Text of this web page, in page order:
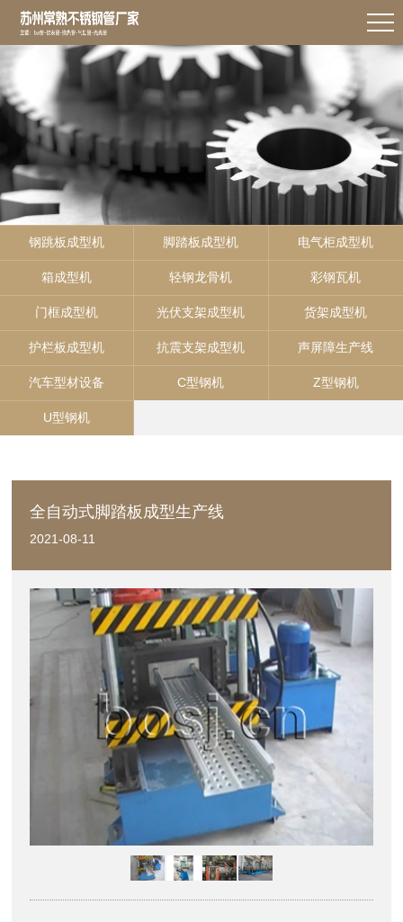
钢跳板成型机 脚踏板成型机 电气柜成型机
箱成型机 轻钢龙骨机 彩钢瓦机
门框成型机 光伏支架成型机 货架成型机
护栏板成型机 抗震支架成型机 声屏障生产线
汽车型材设备 C型钢机 Z型钢机
U型钢机
全自动式脚踏板成型生产线
2021-08-11